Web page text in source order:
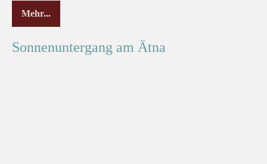
Mehr...
Sonnenuntergang am Ätna